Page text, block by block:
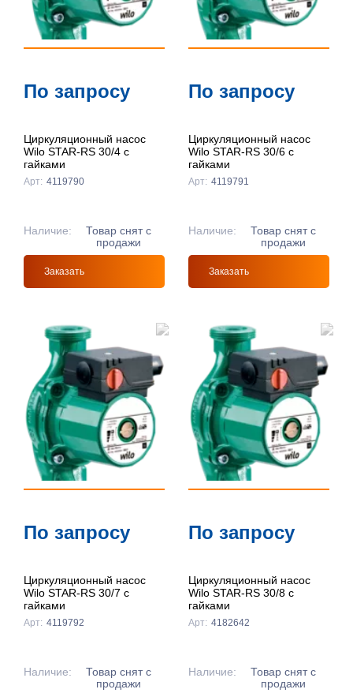
По запросу
Циркуляционный насос
Wilo STAR-RS 30/4 с
гайками
Арт: 4119790
Наличие:
Товар снят с
продажи
Заказать
По запросу
Циркуляционный насос
Wilo STAR-RS 30/6 с
гайками
Арт: 4119791
Наличие:
Товар снят с
продажи
Заказать
По запросу
Циркуляционный насос
Wilo STAR-RS 30/7 с
гайками
Арт: 4119792
Наличие:
Товар снят с
продажи
По запросу
Циркуляционный насос
Wilo STAR-RS 30/8 с
гайками
Арт: 4182642
Наличие:
Товар снят с
продажи